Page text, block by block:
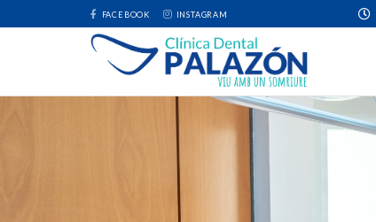
FACEBOOK INSTAGRAM